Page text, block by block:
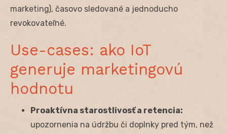
marketing), časovo sledované a jednoducho
revokovateľné.
Use-cases: ako IoT
generuje marketingovú
hodnotu
Proaktívna starostlivosť a retencia:
upozornenia na údržbu či doplnky pred tým, než